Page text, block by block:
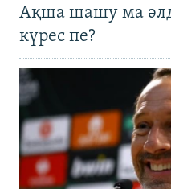
Ақша шашу ма
күрес пе?